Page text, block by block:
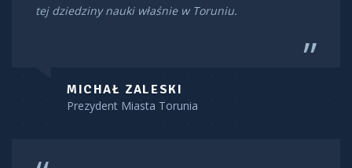
tej dziedziny nauki właśnie w Toruniu.
MICHAŁ ZALESKI
Prezydent Miasta Torunia